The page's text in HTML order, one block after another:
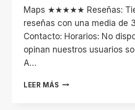
Maps ★★★★★ Reseñas:
reseñas con una media de
Contacto: Horarios: No
opinan nuestros usuarios
A…
LEER MÁS CAMPO